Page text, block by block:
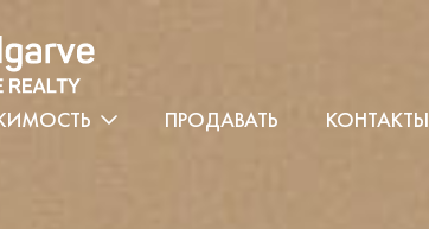
ПРОДАВАТЬ КОНТАКТЫ